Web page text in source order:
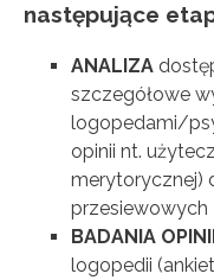
następujące
ANALIZA
szczegółowe
logopedami/
opinii nt.
merytorycznej)
przesiewowych
BADANIA
logopedii